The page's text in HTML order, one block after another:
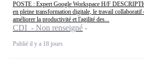
POSTE : Expert Google Workspace H/F
en pleine transformation digitale, le travail collaboratif
améliorer la productivité et l'agilité des...
CDI - Non renseigné
Publié il y a 18 jours